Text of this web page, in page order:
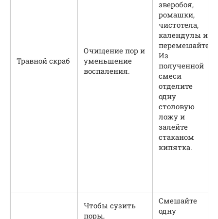
Травной скраб
Очищение пор и
уменьшение
воспаления.
зверобоя,
ромашки,
чистотела,
календулы и
перемешайте.
Из
полученной
смеси
отделите
одну
столовую
ложу и
залейте
стаканом
кипятка.
Чтобы сузить
поры,
Смешайте
одну